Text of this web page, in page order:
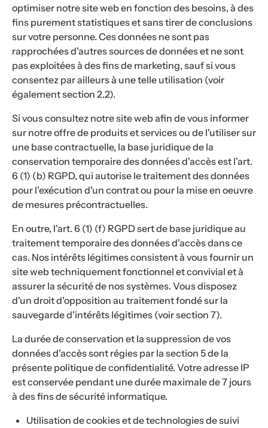
optimiser notre site web en fonction des besoins, à des
fins purement statistiques et sans tirer de conclusions
sur votre personne. Ces données ne sont pas
rapprochées d'autres sources de données et ne sont
pas exploitées à des fins de marketing, sauf si vous
consentez par ailleurs à une telle utilisation (voir
également section 2.2).
Si vous consultez notre site web afin de vous informer
sur notre offre de produits et services ou de l'utiliser sur
une base contractuelle, la base juridique de la
conservation temporaire des données d'accès est l'art.
6 (1) (b) RGPD, qui autorise le traitement des données
pour l'exécution d'un contrat ou pour la mise en oeuvre
de mesures précontractuelles.
En outre, l'art. 6 (1) (f) RGPD sert de base juridique au
traitement temporaire des données d'accès dans ce
cas. Nos intérêts légitimes consistent à vous fournir un
site web techniquement fonctionnel et convivial et à
assurer la sécurité de nos systèmes. Vous disposez
d'un droit d'opposition au traitement fondé sur la
sauvegarde d'intérêts légitimes (voir section 7).
La durée de conservation et la suppression de vos
données d'accès sont régies par la section 5 de la
présente politique de confidentialité. Votre adresse IP
est conservée pendant une durée maximale de 7 jours
à des fins de sécurité informatique.
Utilisation de cookies et de technologies de suivi